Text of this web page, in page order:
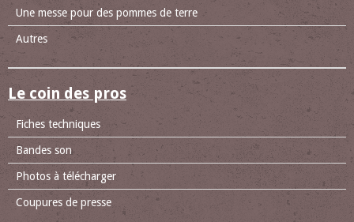
Une messe pour des pommes de terre
Autres
Le coin des pros
Fiches techniques
Bandes son
Photos à télécharger
Coupures de presse